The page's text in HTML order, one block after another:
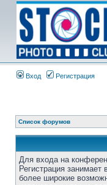
Вход Регистрация
Список форумов
Для входа на
Регистрация занимает
более широкие